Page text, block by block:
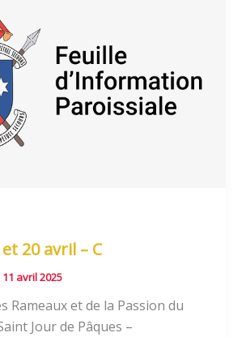
20 avril – C
11 avril 2025
Rameaux et de la Passion du
Jour de Pâques –